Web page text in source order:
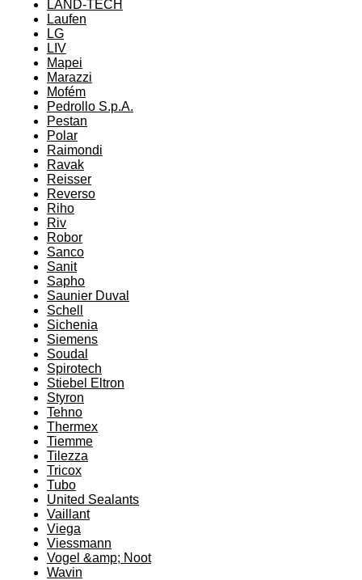
LAND-TECH
Laufen
LG
LIV
Mapei
Marazzi
Mofém
Pedrollo S.p.A.
Pestan
Polar
Raimondi
Ravak
Reisser
Reverso
Riho
Riv
Robor
Sanco
Sanit
Sapho
Saunier Duval
Schell
Sichenia
Siemens
Soudal
Spirotech
Stiebel Eltron
Styron
Tehno
Thermex
Tiemme
Tilezza
Tricox
Tubo
United Sealants
Vaillant
Viega
Viessmann
Vogel &amp; Noot
Wavin